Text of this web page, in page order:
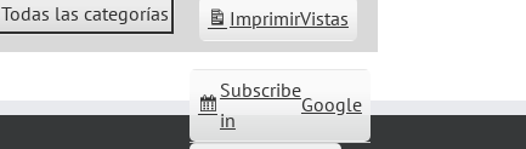
Todas las categorías
Subscribe
in
Google
ImprimirVistas